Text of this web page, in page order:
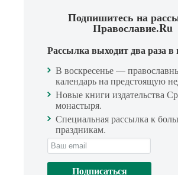
Подпишитесь на
Православие.Ru
Рассылка выходит два раза в
В воскресенье —
календарь на предстоящую
Новые книги издательства
монастыря.
Специальная рассылка к
праздникам.